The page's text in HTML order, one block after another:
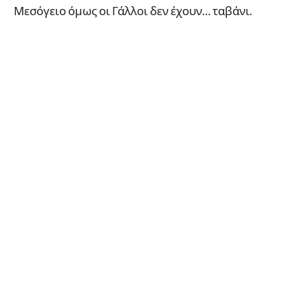
Μεσόγειο όμως οι Γάλλοι δεν έχουν… ταβάνι.